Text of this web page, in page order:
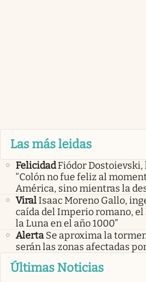
Las más leidas
FelicidadFiódor
“Colón no fue feliz al
América, sino mientras la
ViralIsaac Moreno Gallo,
caída del Imperio romano,
la Luna en el año 1000”
Alerta Se aproxima la
serán las zonas afectadas
Últimas Noticias